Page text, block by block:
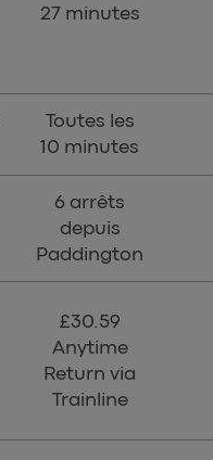
27 minutes
Toutes les
10 minutes
6 arrêts
depuis
Paddington
£30.59
Anytime
Return via
Trainline